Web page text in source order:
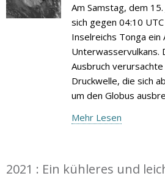
Am Samstag, dem
sich gegen 04:10
Inselreichs Tonga ein
Unterwasservulkans.
Ausbruch
Druckwelle, die sich
um den Globus
Mehr Lesen
2021 : Ein kühleres und